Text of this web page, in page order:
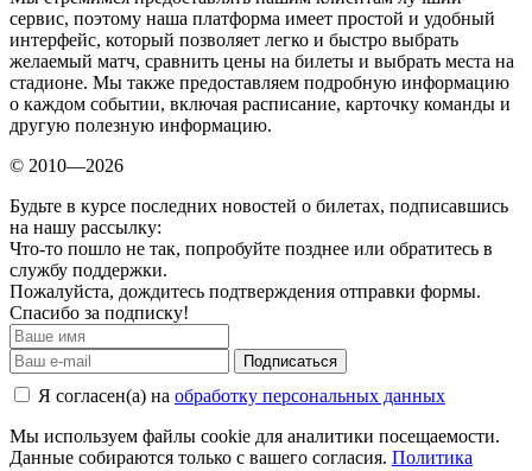
сервис, поэтому наша платформа имеет простой и удобный
интерфейс, который позволяет легко и быстро выбрать
желаемый матч, сравнить цены на билеты и выбрать места на
стадионе. Мы также предоставляем подробную информацию
о каждом событии, включая расписание, карточку команды и
другую полезную информацию.
© 2010—2026
Будьте в курсе последних новостей о билетах, подписавшись
на нашу рассылку:
Что-то пошло не так, попробуйте позднее или обратитесь в
службу поддержки.
Пожалуйста, дождитесь подтверждения отправки формы.
Спасибо за подписку!
Подписаться
Я согласен(а) на обработку персональных данных
Мы используем файлы cookie для аналитики посещаемости.
Данные собираются только с вашего согласия. Политика